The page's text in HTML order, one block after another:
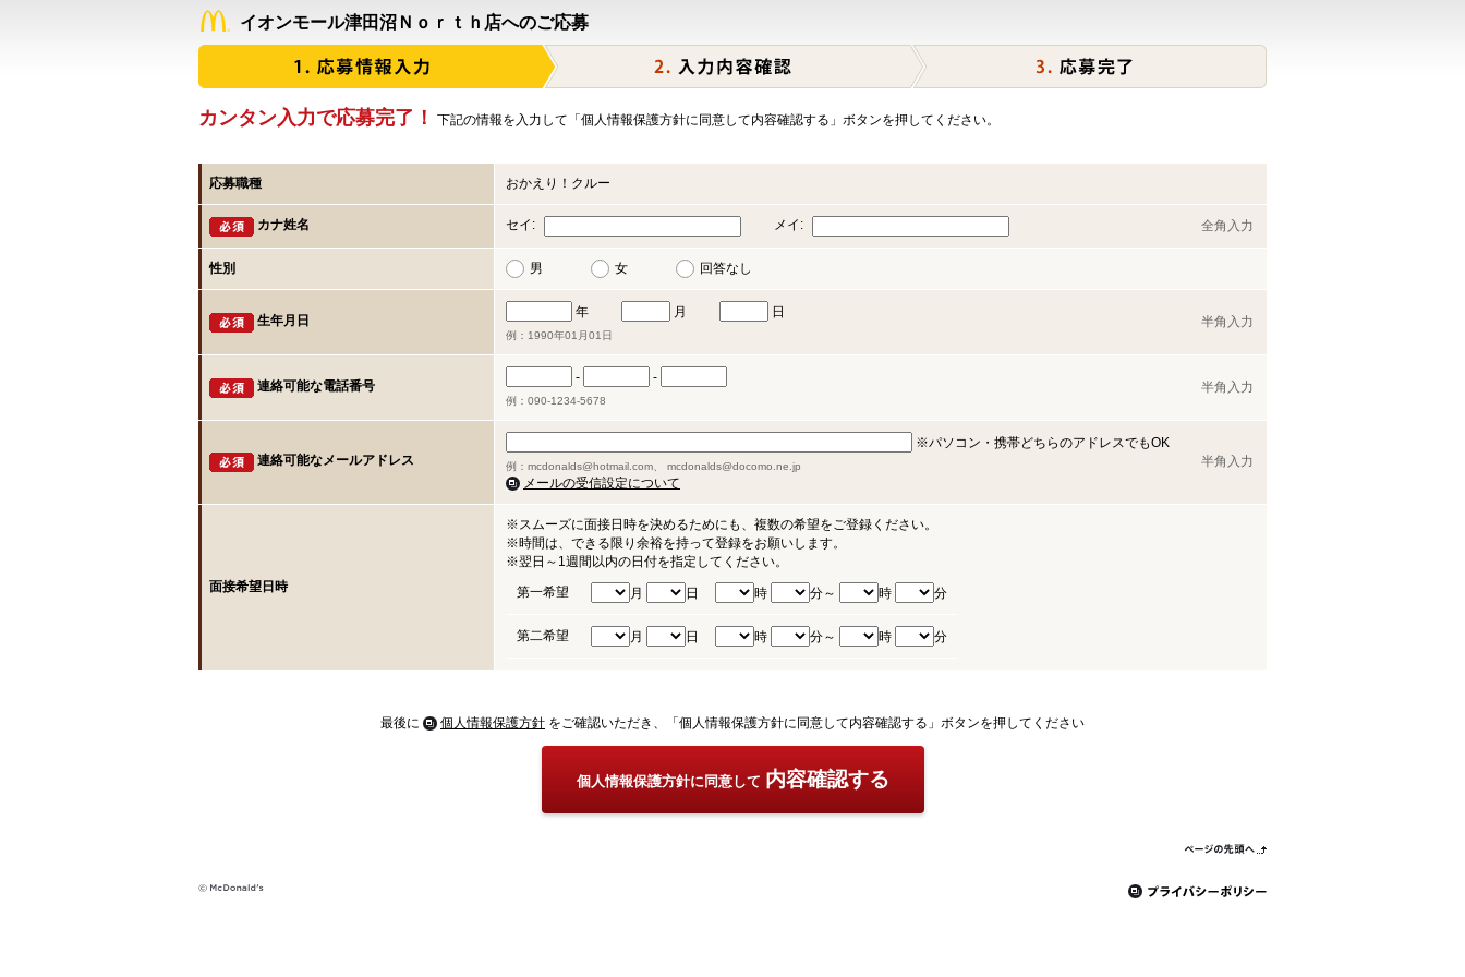
イオンモール津田沼Ｎｏｒｔｈ店へのご応募
カンタン入力で応募完了！ 下記の情報を入力して「個人情報保護方針に同意して内容確認する」ボタンを押してください。
応募職種 おかえり！クルー
カナ姓名 セイ: メイ: 全角入力
性別 男 女 回答なし
生年月日
年 月 日
例：1990年01月01日
半角入力
連絡可能な電話番号
- -
例：090-1234-5678
半角入力
連絡可能なメールアドレス
※パソコン・携帯どちらのアドレスでもOK
例：mcdonalds@hotmail.com、 mcdonalds@docomo.ne.jp
メールの受信設定について
半角入力
面接希望日時
※スムーズに面接日時を決めるためにも、複数の希望をご登録ください。
※時間は、できる限り余裕を持って登録をお願いします。
※翌日～1週間以内の日付を指定してください。
第一希望
月 日 時 分～ 時 分
第二希望 月 日 時 分～ 時 分
最後に 個人情報保護方針 をご確認いただき、「個人情報保護方針に同意して内容確認する」ボタンを押してください
個人情報保護方針に同意して 内容確認する